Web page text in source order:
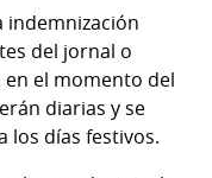
indemnización
del jornal o
en el momento del
diarias y se
los días festivos.